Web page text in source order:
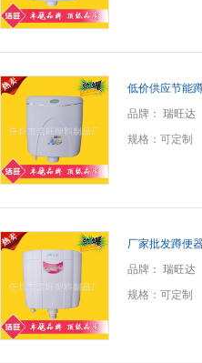
品牌： 瑞旺达
规格： 可定制
品牌： 瑞旺达
规格： 可定制